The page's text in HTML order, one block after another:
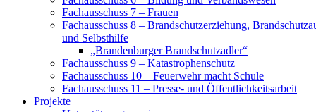
Fachausschuss 7 – Frauen
Fachausschuss 8 – Brandschutzerziehung,
und Selbsthilfe
„Brandenburger Brandschutzadler“
Fachausschuss 9 – Katastrophenschutz
Fachausschuss 10 – Feuerwehr macht Schule
Fachausschuss 11 – Presse- und Öffentlichkeitsarbeit
Projekte